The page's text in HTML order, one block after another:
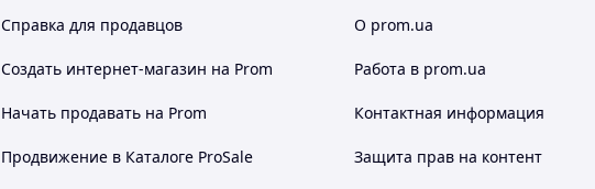
Справка для продавцов
Создать интернет-магазин на Prom
Начать продавать на Prom
Продвижение в Каталоге ProSale
О prom.ua
Работа в prom.ua
Контактная информация
Защита прав на контент